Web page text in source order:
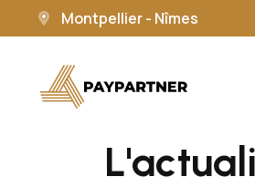
Montpellier - Nîmes